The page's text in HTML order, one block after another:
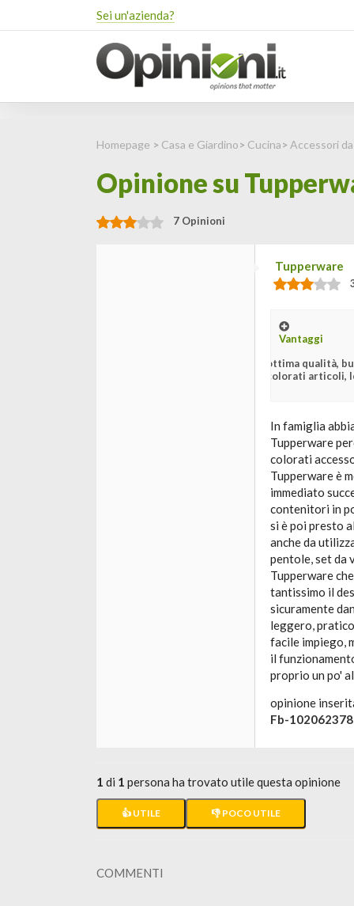
Sei un'azienda?
Homepage > Casa e Giardino> Cucina> Accessori
Opinione su
7 Opinioni
Tupperware
Vantaggi
ottima qualità,
colorati articoli,
In famiglia
Tupperware
colorati
Tupperware è
immediato
contenitori in
si è poi presto
anche da
pentole, set da
Tupperware
tantissimo il
sicuramente
leggero,
facile impiego,
il
proprio un po'
opinione
Fb-
1 di 1 persona ha trovato utile questa opinione
👍 UTILE 👎 POCO UTILE
COMMENTI